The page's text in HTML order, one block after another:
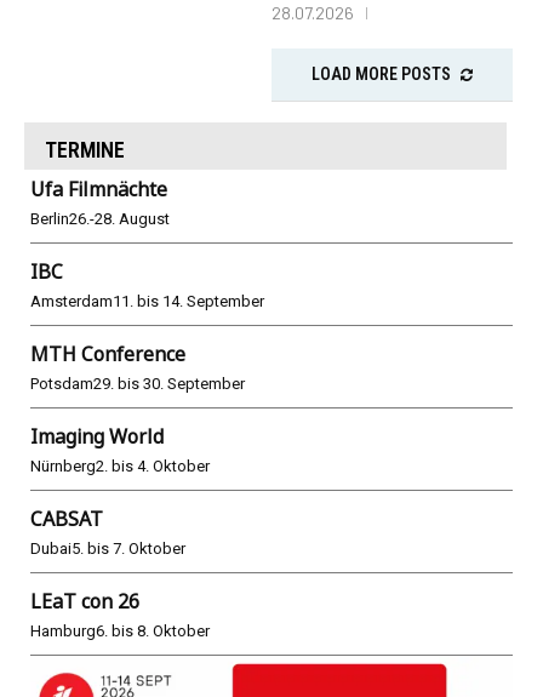
28.07.2026
LOAD MORE POSTS
TERMINE
Ufa Filmnächte
Berlin26.-28. August
IBC
Amsterdam11. bis 14. September
MTH Conference
Potsdam29. bis 30. September
Imaging World
Nürnberg2. bis 4. Oktober
CABSAT
Dubai5. bis 7. Oktober
LEaT con 26
Hamburg6. bis 8. Oktober